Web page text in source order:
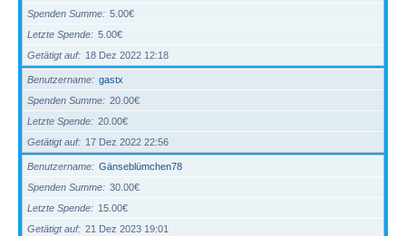
Spenden Summe
5.00€
Letzte Spende
5.00€
Getätigt auf
18 Dez 2022 12:18
Benutzername
gastx
Spenden Summe
20.00€
Letzte Spende
20.00€
Getätigt auf
17 Dez 2022 22:56
Benutzername
Gänseblümchen78
Spenden Summe
30.00€
Letzte Spende
15.00€
Getätigt auf
21 Dez 2023 19:01